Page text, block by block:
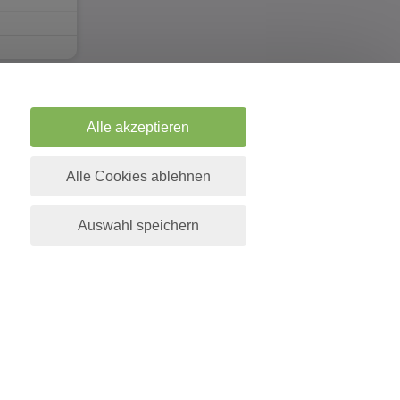
Chakrenarbeit
Tensoren
Information
Alle akzeptieren
Alle Cookies ablehnen
Auswahl speichern